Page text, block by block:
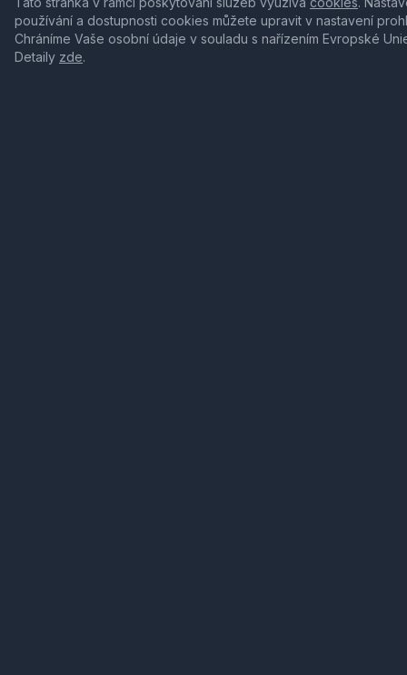
používání a dostupnosti cookies můžete upravit v nastavení
Chráníme Vaše osobní údaje v souladu s nařízením Evropské
Detaily zde.